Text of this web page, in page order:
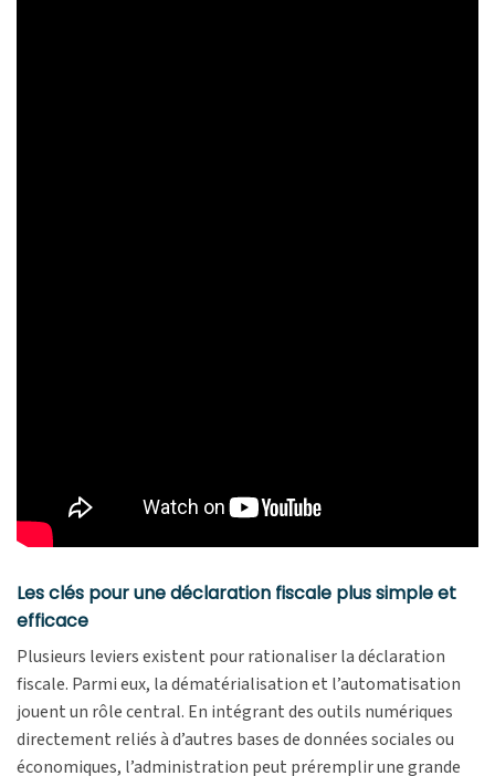
Les clés pour une déclaration fiscale plus simple et
efficace
Plusieurs leviers existent pour rationaliser la déclaration
fiscale. Parmi eux, la dématérialisation et l’automatisation
jouent un rôle central. En intégrant des outils numériques
directement reliés à d’autres bases de données sociales ou
économiques, l’administration peut préremplir une grande